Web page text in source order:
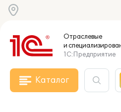
Отраслевые
и
1С:Предприятие
Каталог